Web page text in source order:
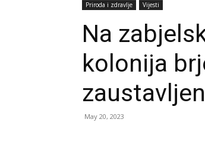
Priroda i zdravlje Vijesti
Na
kolonija
May 20, 2023